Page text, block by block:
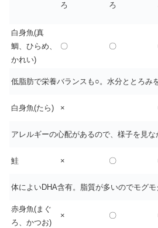
ろ
ろ
白身魚(真
鯛、ひらめ、
かれい)
〇 〇
低脂肪で栄養バランスも○。水分ととろみ
白身魚(たら) ×
アレルギーの心配があるので、様子を見な
鮭 × 〇
体によいDHA含有。脂質が多いのでモグモ
赤身魚(まぐ
ろ、かつお)
× 〇